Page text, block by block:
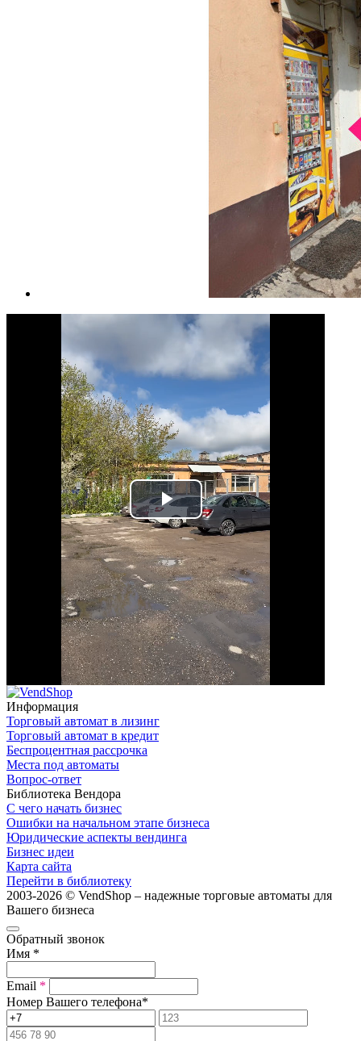
Play
Video
Информация
Торговый автомат в лизинг
Торговый автомат в кредит
Беспроцентная рассрочка
Места под автоматы
Вопрос-ответ
Библиотека Вендора
С чего начать бизнес
Ошибки на начальном этапе бизнеса
Юридические аспекты вендинга
Бизнес идеи
Карта сайта
Перейти в библиотеку
2003-2026 © VendShop – надежные торговые автоматы для
Вашего бизнеса
Обратный звонок
Имя *
Email *
Номер Вашего телефона*